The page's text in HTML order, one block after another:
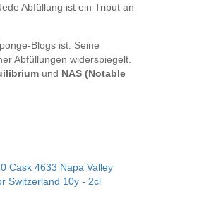
Abfüllung ist ein Tribut an
Blogs ist. Seine
Abfüllungen widerspiegelt.
und NAS (Notable